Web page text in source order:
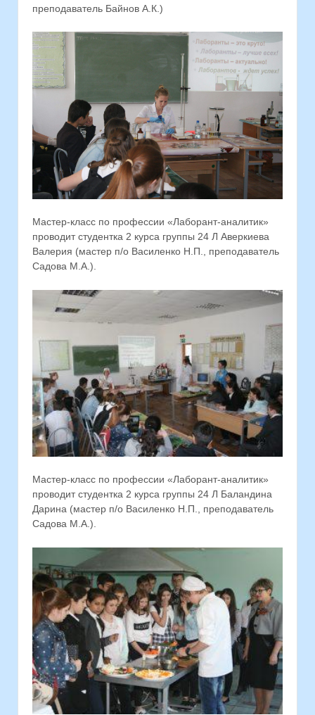
преподаватель Байнов А.К.)
Мастер-класс по профессии «Лаборант-аналитик»
проводит студентка 2 курса группы 24 Л Аверкиева
Валерия (мастер п/о Василенко Н.П., преподаватель
Садова М.А.).
Мастер-класс по профессии «Лаборант-аналитик»
проводит студентка 2 курса группы 24 Л Баландина
Дарина (мастер п/о Василенко Н.П., преподаватель
Садова М.А.).